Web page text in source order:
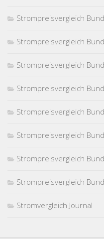
Strompreisvergleich
Strompreisvergleich
Strompreisvergleich
Strompreisvergleich
Strompreisvergleich
Strompreisvergleich
Strompreisvergleich
Strompreisvergleich
Stromvergleich Journal